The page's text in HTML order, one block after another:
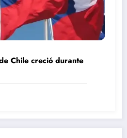
Chile creció durante